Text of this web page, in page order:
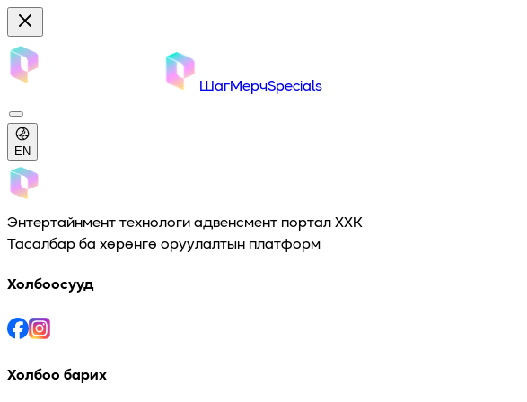
ШагМерчSpecials
EN
Энтертайнмент технологи адвенсмент портал ХХК
Тасалбар ба хөрөнгө оруулалтын платформ
Холбоосууд
Холбоо барих